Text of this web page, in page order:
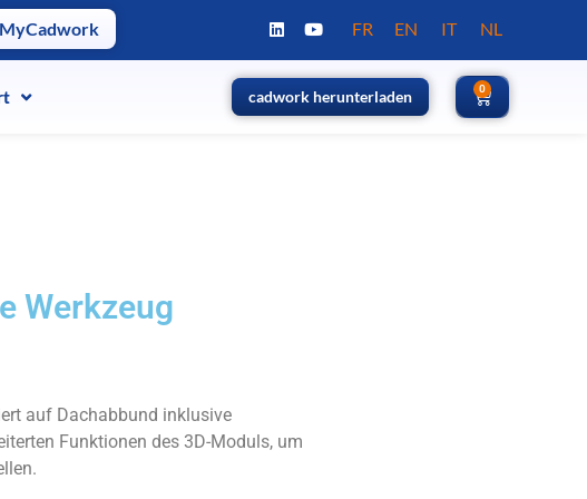
MyCadwork FR EN IT NL
cadwork herunterladen 0
cadwork herunterladen 0
Werkzeug
auf Dachabbund inklusive
Funktionen des 3D-Moduls, um